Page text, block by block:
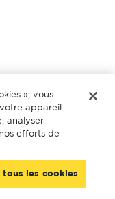
», vous
appareil
analyser
efforts de
tous les cookies